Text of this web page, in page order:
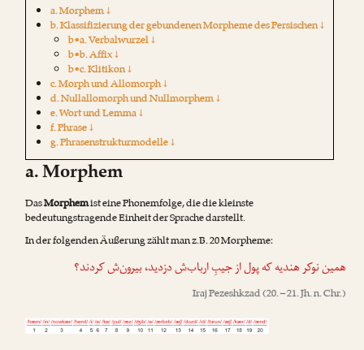
a. Morphem ↓
b. Klassifizierung der gebundenen Morpheme des Persischen ↓
b•a. Verbalwurzel ↓
b•b. Affix ↓
b•c. Klitikon ↓
c. Morph und Allomorph ↓
d. Nullallomorph und Nullmorphem ↓
e. Wort und Lemma ↓
f. Phrase ↓
g. Phrasenstrukturmodelle ↓
a. Morphem
DasMorphemist eine Phonemfolge, die die kleinste
bedeutungstragende Einheit der Sprache darstellt.
In der folgenden Äußerung zählt man z.B. 20 Morpheme:
همین نوکر هندیه که پول از جیبِ ارباب‌ش دزدید، بیرون‌ش کردند؟
Iraj Pezeshkzad(20. – 21. Jh. n. Chr.)